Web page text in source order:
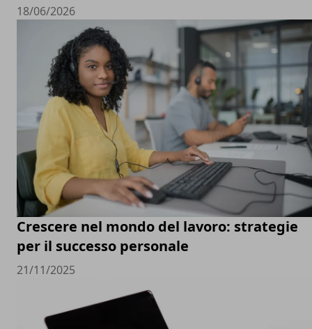
18/06/2026
Crescere nel mondo del lavoro: strategie
per il successo personale
21/11/2025